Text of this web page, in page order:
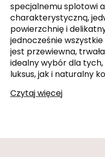
specjalnemu splotowi
charakterystyczną,
powierzchnię i
jednocześnie
jest przewiewna,
idealny wybór dla
luksus, jak i naturalny
Czytaj więcej